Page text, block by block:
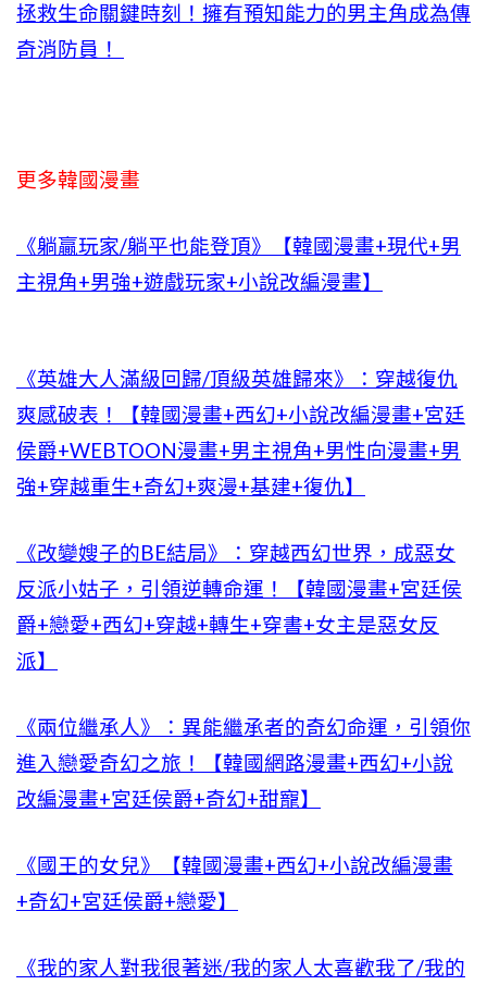
拯救生命關鍵時刻！擁有預知能力的男主角成為傳
奇消防員！
更多韓國漫畫
《躺贏玩家/躺平也能登頂》【韓國漫畫+現代+男
主視角+男強+遊戲玩家+小說改編漫畫】
《英雄大人滿級回歸/頂級英雄歸來》：穿越復仇
爽感破表！【韓國漫畫+西幻+小說改編漫畫+宮廷
侯爵+WEBTOON漫畫+男主視角+男性向漫畫+男
強+穿越重生+奇幻+爽漫+基建+復仇】
《改變嫂子的BE結局》：穿越西幻世界，成惡女
反派小姑子，引領逆轉命運！【韓國漫畫+宮廷侯
爵+戀愛+西幻+穿越+轉生+穿書+女主是惡女反
派】
《兩位繼承人》：異能繼承者的奇幻命運，引領你
進入戀愛奇幻之旅！【韓國網路漫畫+西幻+小說
改編漫畫+宮廷侯爵+奇幻+甜寵】
《國王的女兒》【韓國漫畫+西幻+小說改編漫畫
+奇幻+宮廷侯爵+戀愛】
《我的家人對我很著迷/我的家人太喜歡我了/我的